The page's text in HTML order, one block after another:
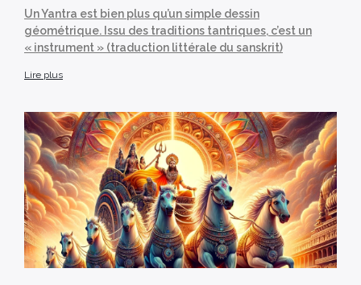
Un Yantra est bien plus qu’un simple dessin
géométrique. Issu des traditions tantriques, c’est un
« instrument » (traduction littérale du sanskrit)
Lire plus